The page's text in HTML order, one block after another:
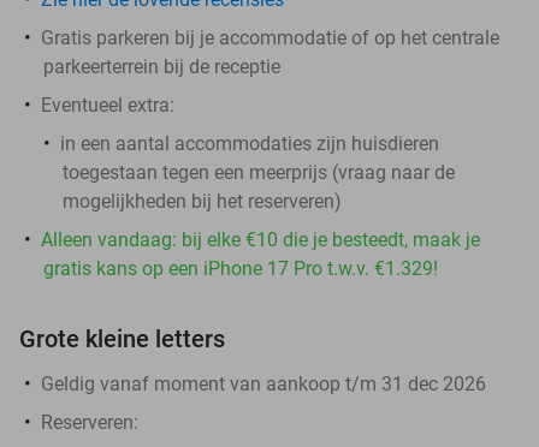
Gratis parkeren bij je accommodatie of op het centrale
parkeerterrein bij de receptie
Eventueel extra:
in een aantal accommodaties zijn huisdieren
toegestaan tegen een meerprijs (vraag naar de
mogelijkheden bij het reserveren)
Alleen vandaag: bij elke €10 die je besteedt, maak je
gratis kans op een iPhone 17 Pro t.w.v. €1.329!
Grote kleine letters
Geldig vanaf moment van aankoop t/m 31 dec 2026
Reserveren: